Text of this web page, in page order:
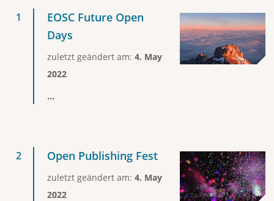
EOSC Future Open
Days
zuletzt geändert am: 4. May
2022
...
Open Publishing Fest
zuletzt geändert am: 4. May
2022